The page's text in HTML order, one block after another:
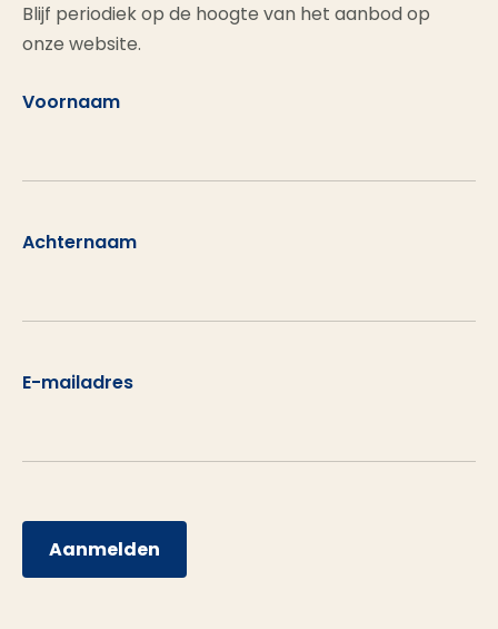
Blijf periodiek op de hoogte van het aanbod op
onze website.
Voornaam
Achternaam
E-mailadres
Aanmelden